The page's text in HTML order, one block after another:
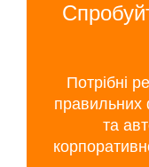
Потрібні
правильних
та